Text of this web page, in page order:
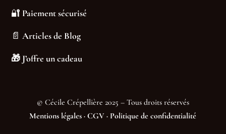
🔐 Paiement sécurisé
📄Articles de Blog
🎁 J’offre un cadeau
© Cécile Crépellière 2025 – Tous droits réservés
Mentions légales ·CGV · Politique de confidentialité